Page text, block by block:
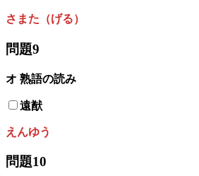
さまた（げる）
問題9
オ 熟語の読み
遠猷
えんゆう
問題10